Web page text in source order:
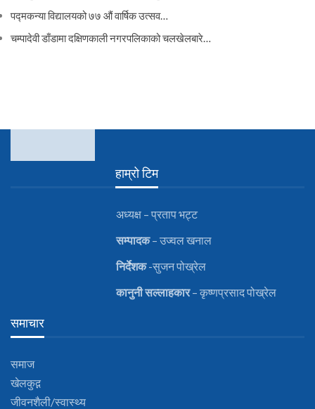
पद्मकन्या विद्यालयको ७७ औं ‌‌वार्षिक ‌उत्सव…
चम्पादेवी डाँडामा दक्षिणकाली नगरपलिकाको चलखेलबारे…
हाम्रो टिम
अध्यक्ष – प्रताप भट्ट
सम्पादक– उज्वल खनाल
निर्देशक-सुजन पोख्रेल
कानुनीसल्लाहकार– कृष्णप्रसाद पोख्रेल
समाचार
समाज
खेलकुद़़
जीवनशैली/स्वास्थ्य